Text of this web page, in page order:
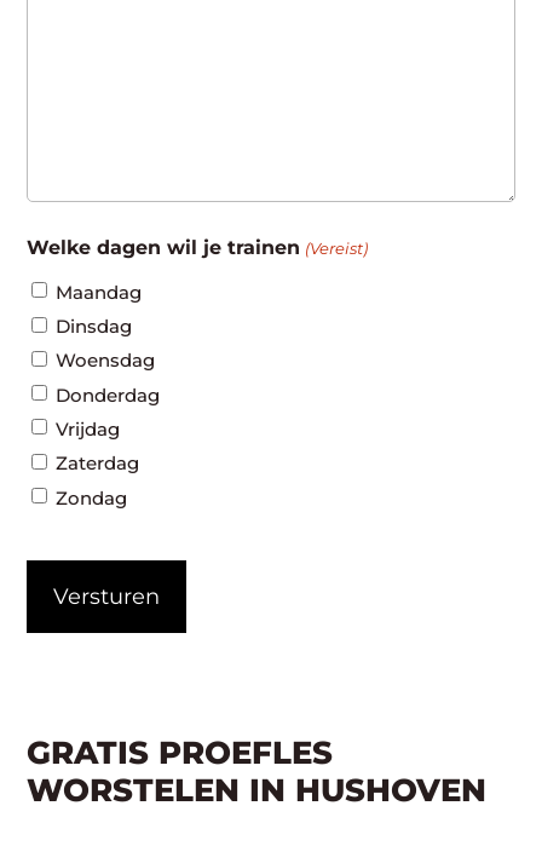
Welke dagen wil je trainen (Vereist)
Maandag
Dinsdag
Woensdag
Donderdag
Vrijdag
Zaterdag
Zondag
GRATIS PROEFLES
WORSTELEN IN HUSHOVEN